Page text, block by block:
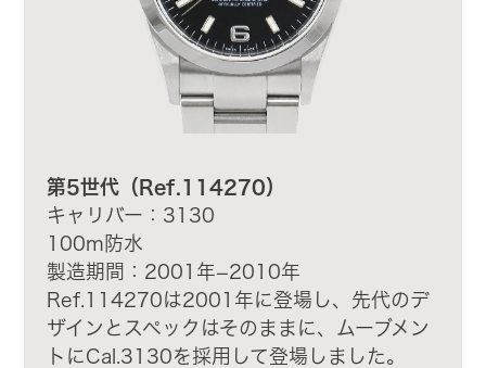
第5世代（Ref.114270）
キャリバー：3130
100m防水
製造期間：2001年−2010年
Ref.114270は2001年に登場し、先代のデ
ザインとスペックはそのままに、ムーブメン
トにCal.3130を採用して登場しました。